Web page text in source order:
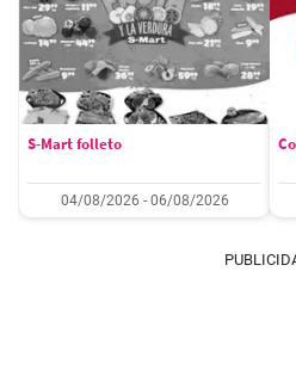
S-Mart folleto
04/08/2026 - 06/08/2026